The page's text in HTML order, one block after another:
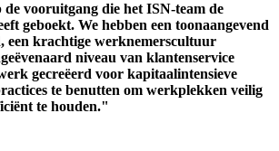
vooruitgang die het ISN-team de
geboekt. We hebben een toonaangevend
een krachtige werknemerscultuur
niveau van klantenservice
gecreëerd voor kapitaalintensieve
te benutten om werkplekken veilig
te houden."